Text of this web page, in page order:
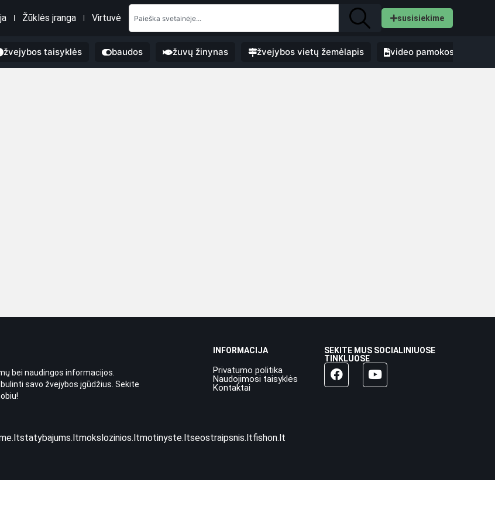
Žūklės įranga Virtuvė susisiekime
žvejybos taisyklės baudos žuvų žinynas žvejybos vietų žemėlapis video pamokos
bei naudingos informacijos.
savo žvejybos įgūdžius. Sekite
INFORMACIJA
Privatumo politika
Naudojimosi taisyklės
Kontaktai
SEKITE MUS SOCIALINIUOSE
TINKLUOSE
statybajums.ltmokslozinios.ltmotinyste.ltseostraipsnis.ltfishon.lt